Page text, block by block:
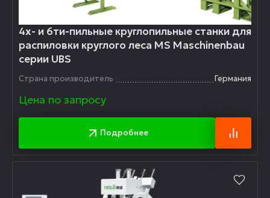
4х- и 6ти-пильные круглопильные станки для
распиловки круглого леса MS Maschinenbau
серии UBS
Страна производитель Германия
Цена по запросу
Подробнее